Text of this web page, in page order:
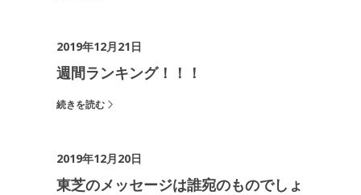
2019年12月21日
週間ランキング！！！
続きを読む
2019年12月20日
東芝のメッセージは誰宛のものでしょ